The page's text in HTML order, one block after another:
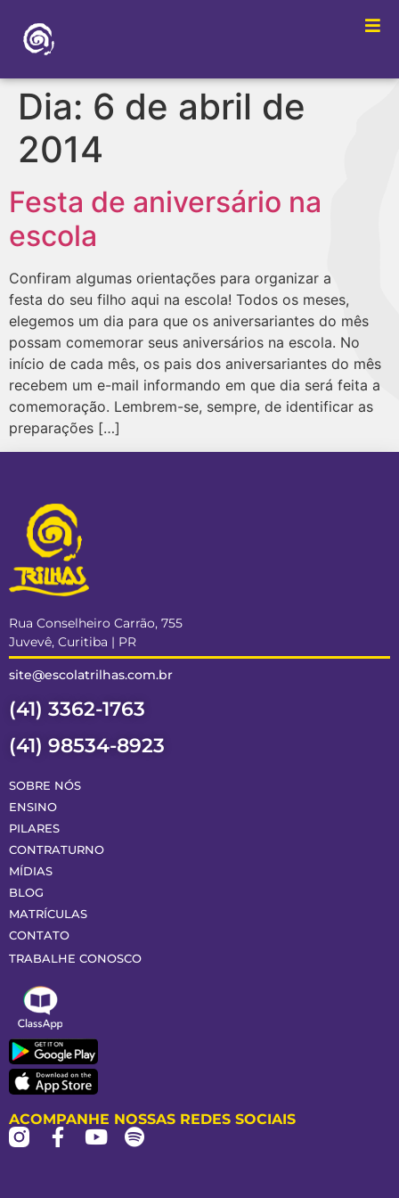
Dia: 6 de abril de
2014
Festa de aniversário na
escola
Confiram algumas orientações para organizar a
festa do seu filho aqui na escola! Todos os meses,
elegemos um dia para que os aniversariantes do mês
possam comemorar seus aniversários na escola. No
início de cada mês, os pais dos aniversariantes do mês
recebem um e-mail informando em que dia será feita a
comemoração. Lembrem-se, sempre, de identificar as
preparações […]
Rua Conselheiro Carrão, 755
Juvevê, Curitiba | PR
site@escolatrilhas.com.br
(41) 3362-1763
(41) 98534-8923
SOBRE NÓS
ENSINO
PILARES
CONTRATURNO
MÍDIAS
BLOG
MATRÍCULAS
CONTATO
TRABALHE CONOSCO
ACOMPANHE NOSSAS REDES SOCIAIS